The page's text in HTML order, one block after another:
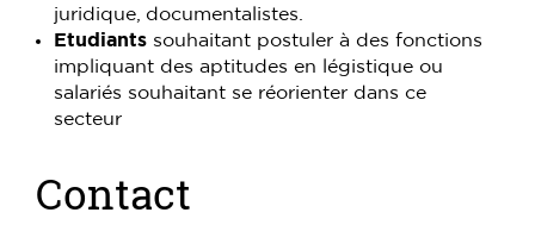
juridique, documentalistes.
Etudiants souhaitant postuler à des fonctions
impliquant des aptitudes en légistique ou
salariés souhaitant se réorienter dans ce
secteur
Contact